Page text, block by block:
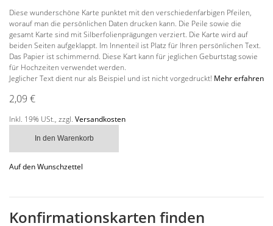
Diese wunderschöne Karte punktet mit den verschiedenfarbigen Pfeilen,
worauf man die persönlichen Daten drucken kann. Die Peile sowie die
gesamt Karte sind mit Silberfolienprägungen verziert. Die Karte wird auf
beiden Seiten aufgeklappt. Im Innenteil ist Platz für Ihren persönlichen Text.
Das Papier ist schimmernd. Diese Kart kann für jeglichen Geburtstag sowie
für Hochzeiten verwendet werden.
Jeglicher Text dient nur als Beispiel und ist nicht vorgedruckt! Mehr erfahren
2,09 €
Inkl. 19% USt., zzgl. Versandkosten
In den Warenkorb
Auf den Wunschzettel
Konfirmationskarten finden